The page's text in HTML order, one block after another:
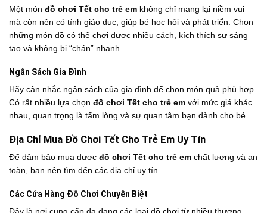
Một món đồ chơi Tết cho trẻ em không chỉ mang lại niềm vui
mà còn nên có tính giáo dục, giúp bé học hỏi và phát triển. Chọn
những món đồ có thể chơi được nhiều cách, kích thích sự sáng
tạo và không bị “chán” nhanh.
Ngân Sách Gia Đình
Hãy cân nhắc ngân sách của gia đình để chọn món quà phù hợp.
Có rất nhiều lựa chọn đồ chơi Tết cho trẻ em với mức giá khác
nhau, quan trọng là tấm lòng và sự quan tâm bạn dành cho bé.
Địa Chỉ Mua Đồ Chơi Tết Cho Trẻ Em Uy Tín
Để đảm bảo mua được đồ chơi Tết cho trẻ em chất lượng và an
toàn, bạn nên tìm đến các địa chỉ uy tín.
Các Cửa Hàng Đồ Chơi Chuyên Biệt